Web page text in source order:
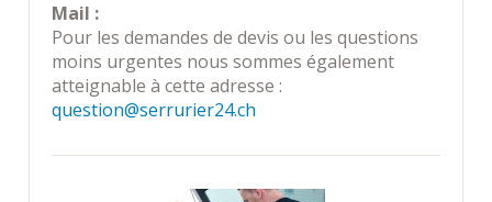
Mail :
Pour les demandes de devis ou les questions
moins urgentes nous sommes également
atteignable à cette adresse :
question@serrurier24.ch